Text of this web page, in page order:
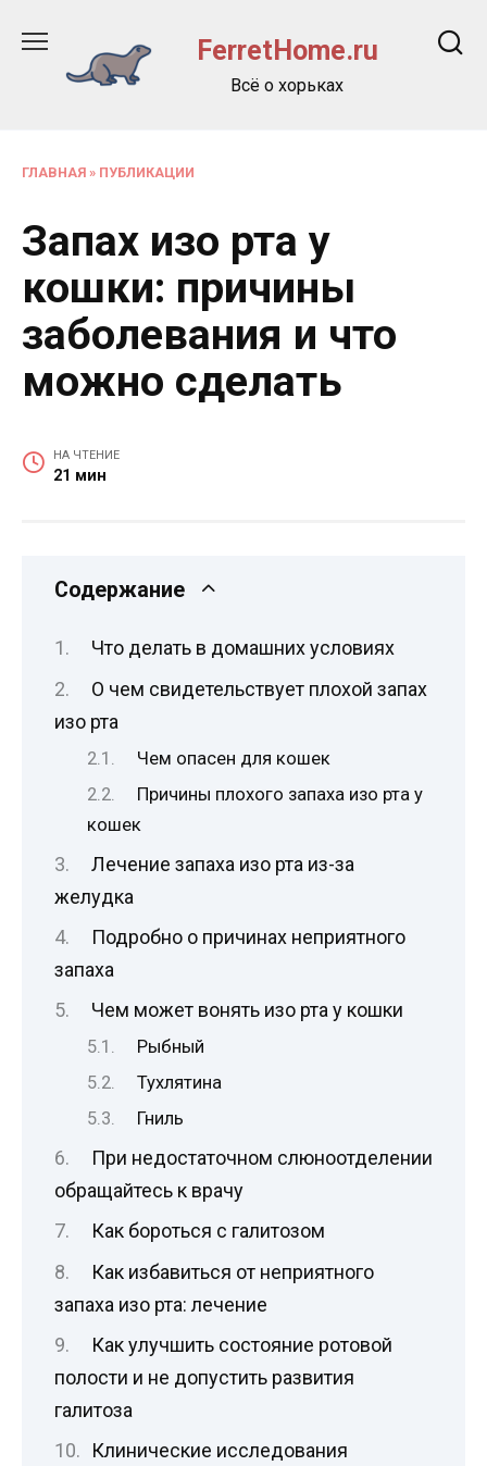
содержанию
FerretHome.ru
Всё о хорьках
ГЛАВНАЯ » ПУБЛИКАЦИИ
Запах изо рта у
кошки: причины
заболевания и что
можно сделать
НА ЧТЕНИЕ
21 мин
Содержание
Что делать в домашних условиях
О чем свидетельствует плохой запах
изо рта
Чем опасен для кошек
Причины плохого запаха изо рта у
кошек
Лечение запаха изо рта из-за
желудка
Подробно о причинах неприятного
запаха
Чем может вонять изо рта у кошки
Рыбный
Тухлятина
Гниль
При недостаточном слюноотделении
обращайтесь к врачу
Как бороться с галитозом
Как избавиться от неприятного
запаха изо рта: лечение
Как улучшить состояние ротовой
полости и не допустить развития
галитоза
Клинические исследования